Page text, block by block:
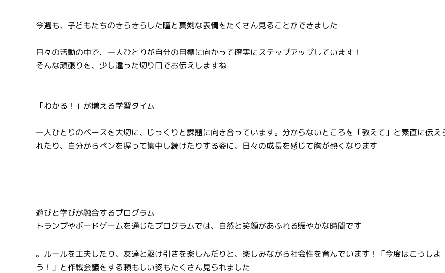
今週も、子どもたちのきらきらした瞳と真剣な表情をたくさん見ることができました
日々の活動の中で、一人ひとりが自分の目標に向かって確実にステップアップしています！
そんな頑張りを、少し違った切り口でお伝えしますね
「わかる！」が増える学習タイム
一人ひとりのペースを大切に、じっくりと課題に向き合っています。分からないところを「教えて」と素直に伝え
れたり、自分からペンを握って集中し続けたりする姿に、日々の成長を感じて胸が熱くなります
遊びと学びが融合するプログラム
トランプやボードゲームを通じたプログラムでは、自然と笑顔があふれる賑やかな時間です
。ルールを工夫したり、友達と駆け引きを楽しんだりと、楽しみながら社会性を育んでいます！「今度はこうしよ
う！」と作戦会議をする頼もしい姿もたくさん見られました